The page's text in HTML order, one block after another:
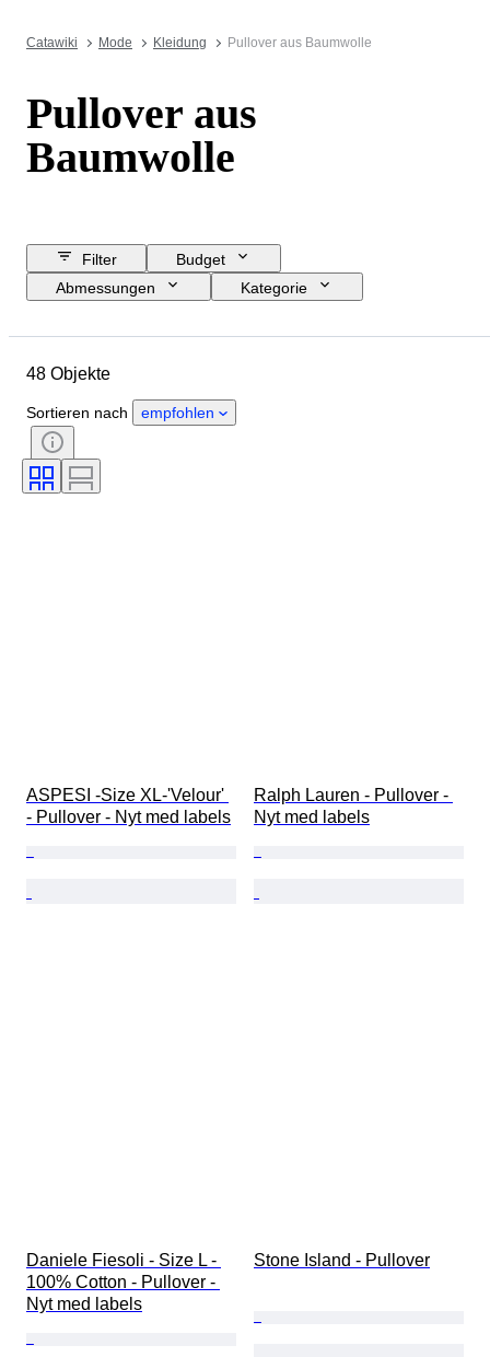
Catawiki Mode Kleidung Pullover aus Baumwolle
Pullover aus
Baumwolle
Filter
Budget
Abmessungen
Kategorie
Objekt
Geschlecht
Zustand
Farbe
Epoche
Muster
48 Objekte
Sortieren nach empfohlen
ASPESI -Size XL-'Velour'
- Pullover - Nyt med labels
Ralph Lauren - Pullover -
Nyt med labels
Daniele Fiesoli - Size L -
100% Cotton - Pullover -
Nyt med labels
Stone Island - Pullover